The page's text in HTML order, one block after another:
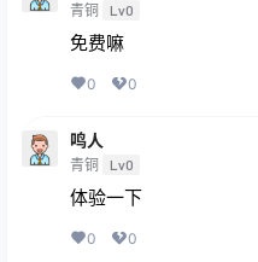
青铜 Lv0
免费嘛
0 0
鸣人
青铜 Lv0
体验一下
0 0